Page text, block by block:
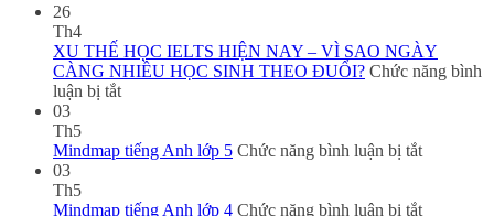
26
Th4
XU THẾ HỌC IELTS HIỆN NAY – VÌ SAO NGÀY
CÀNG NHIỀU HỌC SINH THEO ĐUỔI? Chức năng bình
luận bị tắtở
HỌC
NAY
03
Th5
Mindmap tiếng Anh lớp 5 Chức năng bình luận bị tắtở
Anh
03
Th5
Mindmap tiếng Anh lớp 4 Chức năng bình luận bị tắtở